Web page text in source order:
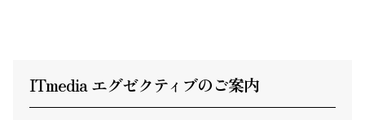
ITmedia エグゼクティ ブのご案内